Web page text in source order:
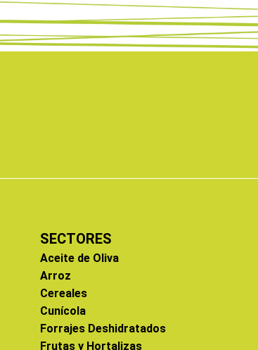
SECTORES
Aceite de Oliva
Arroz
Cereales
Cunícola
Forrajes Deshidratados
Frutas y Hortalizas